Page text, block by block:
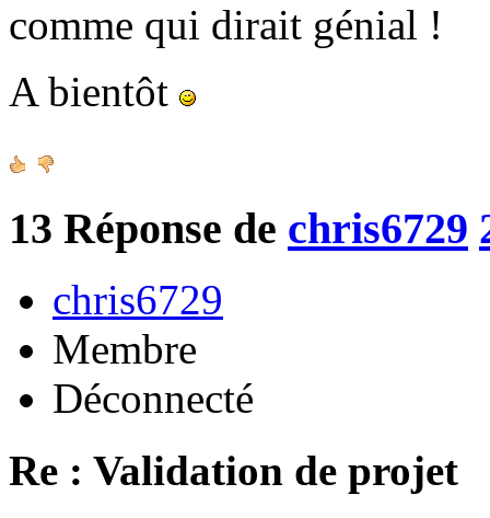
comme qui dirait génial !
A bientôt
13 Réponse de chris6729
chris6729
Membre
Déconnecté
Re : Validation de projet